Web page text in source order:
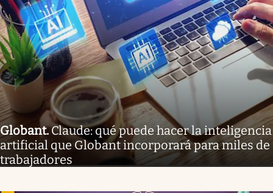
Globant.Claude: qué puede hacer la inteligencia
artificial que Globant incorporará para miles de
trabajadores